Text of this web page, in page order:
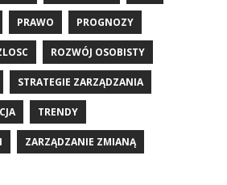
PRAWO PROGNOZY
ROZWÓJ OSOBISTY
STRATEGIE ZARZĄDZANIA
TRENDY
ZARZĄDZANIE ZMIANĄ